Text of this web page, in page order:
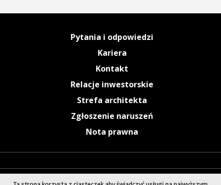
Pytania i odpowiedzi
Kariera
Kontakt
Relacje inwestorskie
Strefa architekta
Zgłoszenie naruszeń
Nota prawna